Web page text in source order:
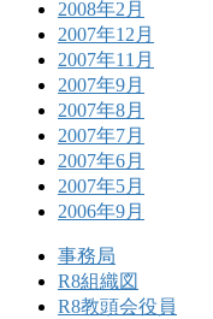
2008年2月
2007年12月
2007年11月
2007年9月
2007年8月
2007年7月
2007年6月
2007年5月
2006年9月
事務局
R8組織図
R8教頭会役員